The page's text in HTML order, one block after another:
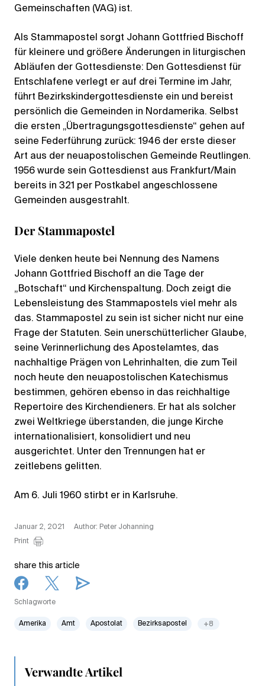
Gemeinschaften (VAG) ist.
Als Stammapostel sorgt Johann Gottfried Bischoff
für kleinere und größere Änderungen in liturgischen
Abläufen der Gottesdienste: Den Gottesdienst für
Entschlafene verlegt er auf drei Termine im Jahr,
führt Bezirkskindergottesdienste ein und bereist
persönlich die Gemeinden in Nordamerika. Selbst
die ersten „Übertragungsgottesdienste“ gehen auf
seine Federführung zurück: 1946 der erste dieser
Art aus der neuapostolischen Gemeinde Reutlingen.
1956 wurde sein Gottesdienst aus Frankfurt/Main
bereits in 321 per Postkabel angeschlossene
Gemeinden ausgestrahlt.
Der Stammapostel
Viele denken heute bei Nennung des Namens
Johann Gottfried Bischoff an die Tage der
„Botschaft“ und Kirchenspaltung. Doch zeigt die
Lebensleistung des Stammapostels viel mehr als
das. Stammapostel zu sein ist sicher nicht nur eine
Frage der Statuten. Sein unerschütterlicher Glaube,
seine Verinnerlichung des Apostelamtes, das
nachhaltige Prägen von Lehrinhalten, die zum Teil
noch heute den neuapostolischen Katechismus
bestimmen, gehören ebenso in das reichhaltige
Repertoire des Kirchendieners. Er hat als solcher
zwei Weltkriege überstanden, die junge Kirche
internationalisiert, konsolidiert und neu
ausgerichtet. Unter den Trennungen hat er
zeitlebens gelitten.
Am 6. Juli 1960 stirbt er in Karlsruhe.
Januar 2, 2021
Author: Peter Johanning
Print
share this article
Schlagworte
Amerika Amt Apostolat Bezirksapostel +8
Verwandte Artikel